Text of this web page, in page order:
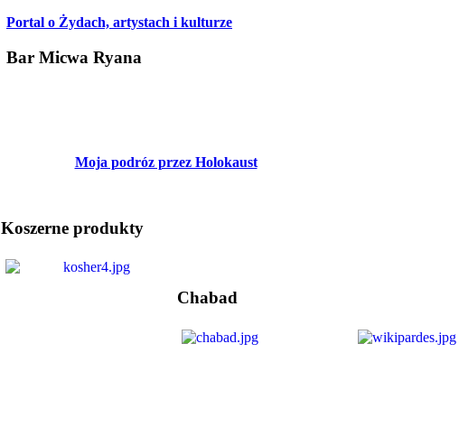
Portal o Żydach, artystach i kulturze
Bar Micwa Ryana
Moja podróz przez Holokaust
Koszerne produkty
Chabad